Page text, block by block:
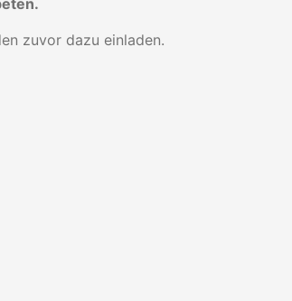
zuvor dazu einladen.